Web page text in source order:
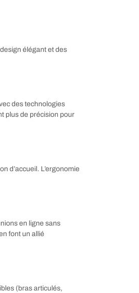
élégant et des
des technologies
plus de précision pour
d’accueil. L’ergonomie
en ligne sans
font un allié
(bras articulés,